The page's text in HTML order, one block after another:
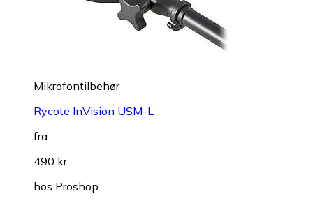
Mikrofontilbehør
Rycote InVision USM-L
fra
490 kr.
hos Proshop